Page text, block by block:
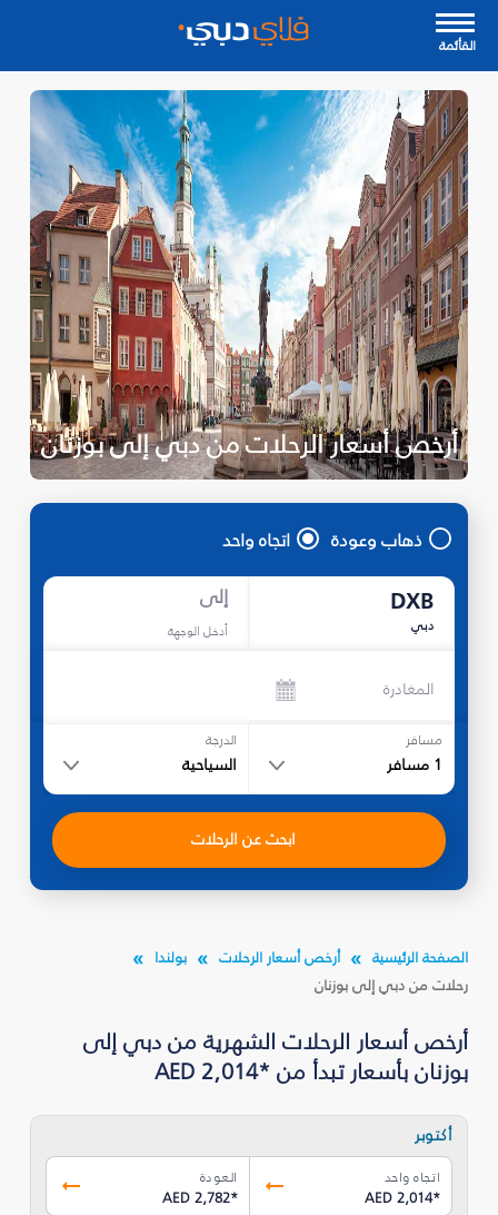
القأئمة
أرخص أسعار الرحلات من دبي إلى بوزنان
ذهاب وعودة اتجاه واحد
DXB
دبي
إلى
أدخل الوجهة
المغادرة
مسافر
1 مسافر
الدرجة
السياحية
ابحث عن الرحلات
الصفحة الرئيسية أرخص أسعار الرحلات
بولندا
رحلات من دبي إلى بوزنان
أرخص أسعار الرحلات الشهرية من دبي إلى
بوزنان بأسعار تبدأ من *AED 2,014
أكتوبر
اتجاه واحد
AED 2,014*
العودة
AED 2,782*